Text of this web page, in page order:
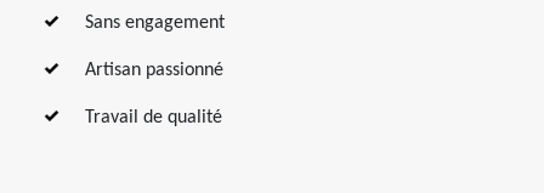
Sans engagement
Artisan passionné
Travail de qualité